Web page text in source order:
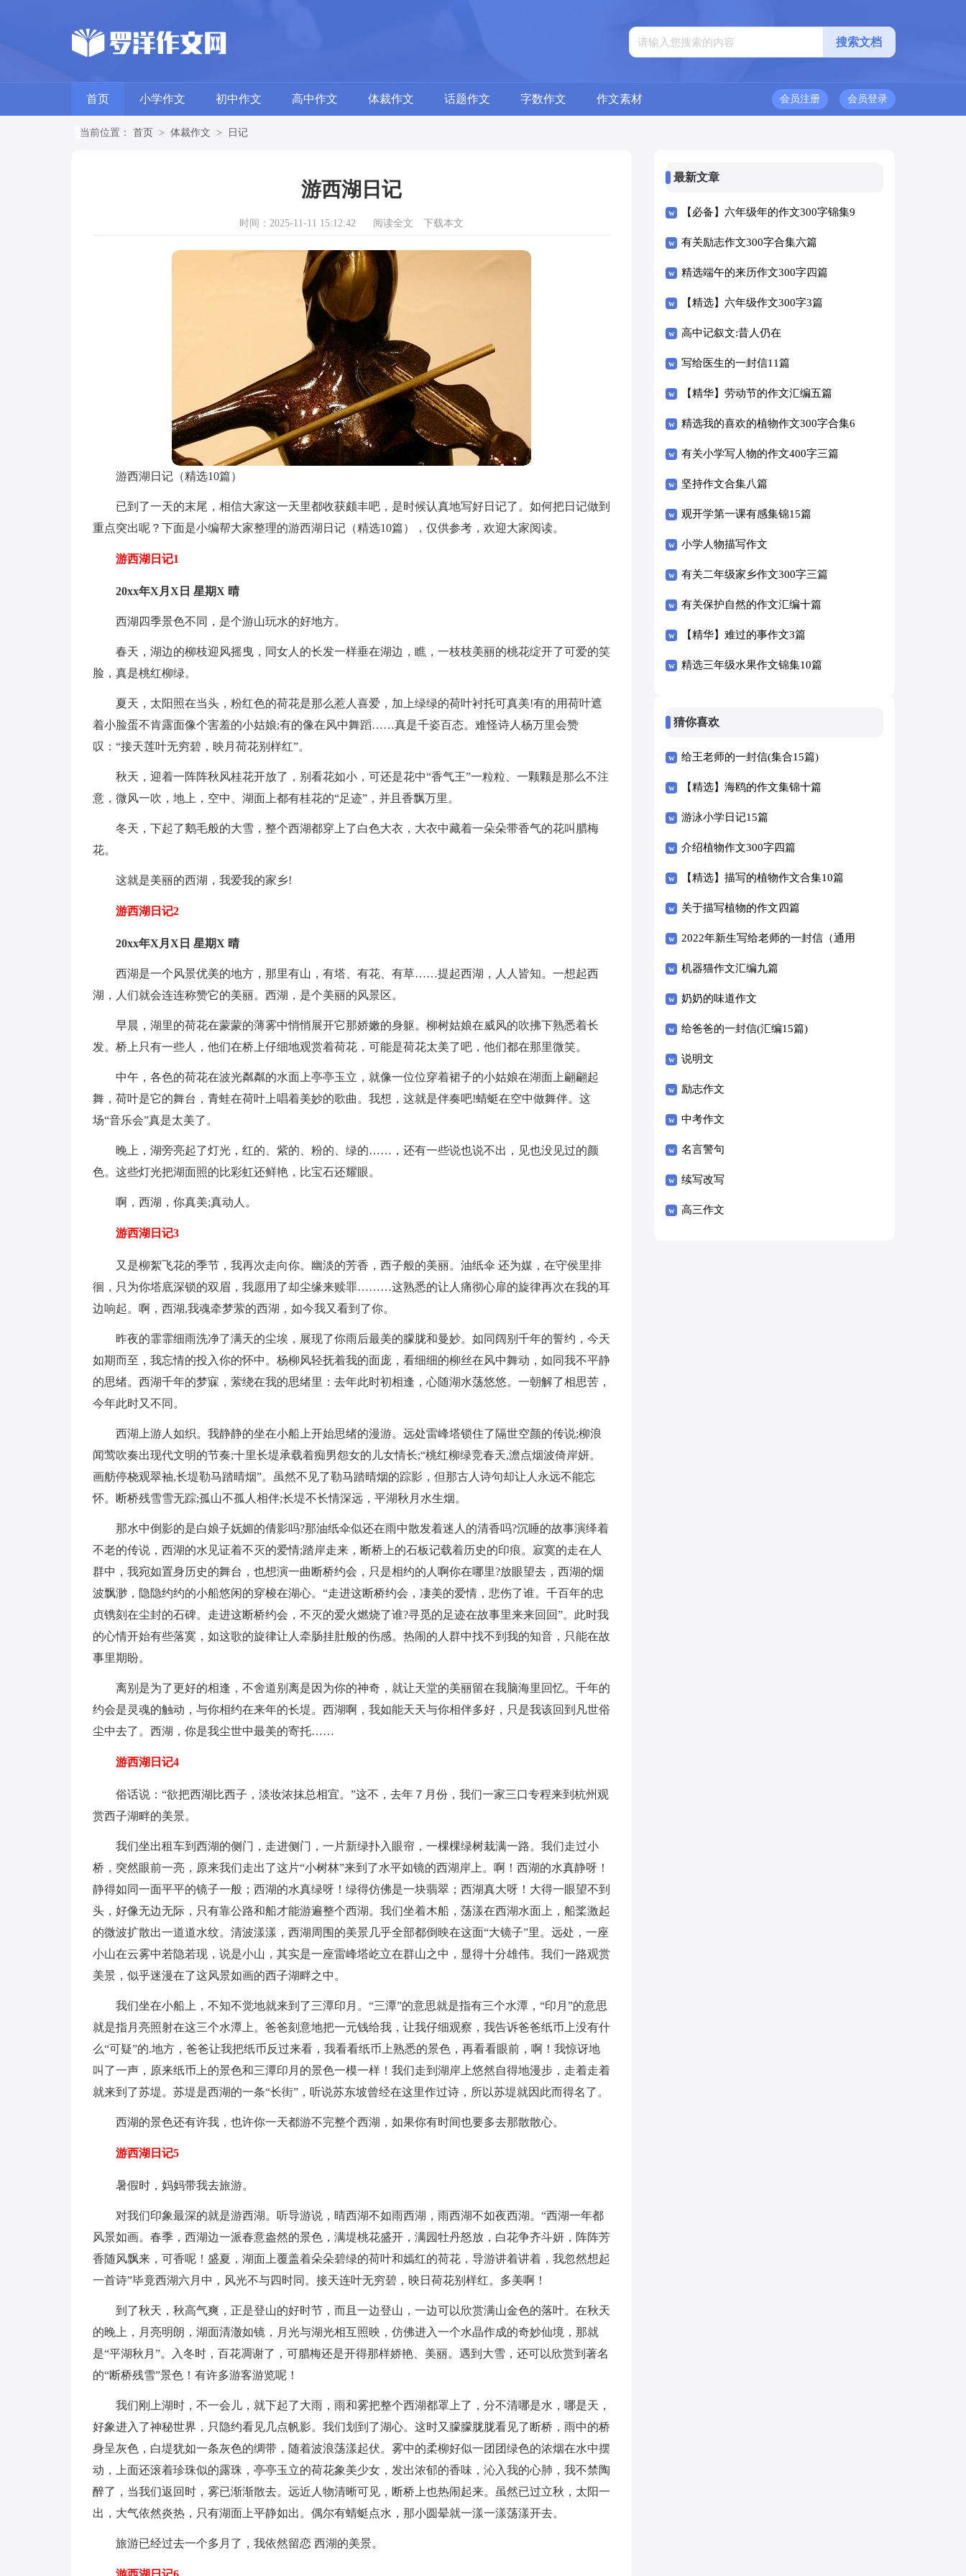
首页 小学作文 初中作文 高中作文 体裁作文 话题作文 字数作文 作文素材 会员登录
会员注册
当前位置： 首页 > 体裁作文 > 日记
游西湖日记
时间：2025-11-11 15:12:42 阅读全文 下载本文
游西湖日记（精选10篇）
已到了一天的末尾，相信大家这一天里都收获颇丰吧，是时候认真地写好日记了。如何把日记做到
重点突出呢？下面是小编帮大家整理的游西湖日记（精选10篇），仅供参考，欢迎大家阅读。
游西湖日记1
20xx年X月X日 星期X 晴
西湖四季景色不同，是个游山玩水的好地方。
春天，湖边的柳枝迎风摇曳，同女人的长发一样垂在湖边，瞧，一枝枝美丽的桃花绽开了可爱的笑
脸，真是桃红柳绿。
夏天，太阳照在当头，粉红色的荷花是那么惹人喜爱，加上绿绿的荷叶衬托可真美!有的用荷叶遮
着小脸蛋不肯露面像个害羞的小姑娘;有的像在风中舞蹈……真是千姿百态。难怪诗人杨万里会赞
叹：“接天莲叶无穷碧，映月荷花别样红”。
秋天，迎着一阵阵秋风桂花开放了，别看花如小，可还是花中“香气王”一粒粒、一颗颗是那么不注
意，微风一吹，地上，空中、湖面上都有桂花的“足迹”，并且香飘万里。
冬天，下起了鹅毛般的大雪，整个西湖都穿上了白色大衣，大衣中藏着一朵朵带香气的花叫腊梅
花。
这就是美丽的西湖，我爱我的家乡!
游西湖日记2
20xx年X月X日 星期X 晴
西湖是一个风景优美的地方，那里有山，有塔、有花、有草……提起西湖，人人皆知。一想起西
湖，人们就会连连称赞它的美丽。西湖，是个美丽的风景区。
早晨，湖里的荷花在蒙蒙的薄雾中悄悄展开它那娇嫩的身躯。柳树姑娘在威风的吹拂下熟悉着长
发。桥上只有一些人，他们在桥上仔细地观赏着荷花，可能是荷花太美了吧，他们都在那里微笑。
中午，各色的荷花在波光粼粼的水面上亭亭玉立，就像一位位穿着裙子的小姑娘在湖面上翩翩起
舞，荷叶是它的舞台，青蛙在荷叶上唱着美妙的歌曲。我想，这就是伴奏吧!蜻蜓在空中做舞伴。这
场“音乐会”真是太美了。
晚上，湖旁亮起了灯光，红的、紫的、粉的、绿的……，还有一些说也说不出，见也没见过的颜
色。这些灯光把湖面照的比彩虹还鲜艳，比宝石还耀眼。
啊，西湖，你真美;真动人。
游西湖日记3
又是柳絮飞花的季节，我再次走向你。幽淡的芳香，西子般的美丽。油纸伞 还为媒，在守侯里排
徊，只为你塔底深锁的双眉，我愿用了却尘缘来赎罪………这熟悉的让人痛彻心扉的旋律再次在我的耳
边响起。啊，西湖,我魂牵梦萦的西湖，如今我又看到了你。
昨夜的霏霏细雨洗净了满天的尘埃，展现了你雨后最美的朦胧和曼妙。如同阔别千年的誓约，今天
如期而至，我忘情的投入你的怀中。杨柳风轻抚着我的面庞，看细细的柳丝在风中舞动，如同我不平静
的思绪。西湖千年的梦寐，萦绕在我的思绪里：去年此时初相逢，心随湖水荡悠悠。一朝解了相思苦，
今年此时又不同。
西湖上游人如织。我静静的坐在小船上开始思绪的漫游。远处雷峰塔锁住了隔世空颜的传说;柳浪
闻莺吹奏出现代文明的节奏;十里长堤承载着痴男怨女的儿女情长;“桃红柳绿竞春天,澹点烟波倚岸妍。
画舫停桡观翠袖,长堤勒马踏晴烟”。虽然不见了勒马踏晴烟的踪影，但那古人诗句却让人永远不能忘
怀。断桥残雪雪无踪;孤山不孤人相伴;长堤不长情深远，平湖秋月水生烟。
那水中倒影的是白娘子妩媚的倩影吗?那油纸伞似还在雨中散发着迷人的清香吗?沉睡的故事演绎着
不老的传说，西湖的水见证着不灭的爱情;踏岸走来，断桥上的石板记载着历史的印痕。寂寞的走在人
群中，我宛如置身历史的舞台，也想演一曲断桥约会，只是相约的人啊你在哪里?放眼望去，西湖的烟
波飘渺，隐隐约约的小船悠闲的穿梭在湖心。“走进这断桥约会，凄美的爱情，悲伤了谁。千百年的忠
贞镌刻在尘封的石碑。走进这断桥约会，不灭的爱火燃烧了谁?寻觅的足迹在故事里来来回回”。此时我
的心情开始有些落寞，如这歌的旋律让人牵肠挂肚般的伤感。热闹的人群中找不到我的知音，只能在故
事里期盼。
离别是为了更好的相逢，不舍道别离是因为你的神奇，就让天堂的美丽留在我脑海里回忆。千年的
约会是灵魂的触动，与你相约在来年的长堤。西湖啊，我如能天天与你相伴多好，只是我该回到凡世俗
尘中去了。西湖，你是我尘世中最美的寄托……
游西湖日记4
俗话说：“欲把西湖比西子，淡妆浓抹总相宜。”这不，去年７月份，我们一家三口专程来到杭州观
赏西子湖畔的美景。
我们坐出租车到西湖的侧门，走进侧门，一片新绿扑入眼帘，一棵棵绿树栽满一路。我们走过小
桥，突然眼前一亮，原来我们走出了这片“小树林”来到了水平如镜的西湖岸上。啊！西湖的水真静呀！
静得如同一面平平的镜子一般；西湖的水真绿呀！绿得仿佛是一块翡翠；西湖真大呀！大得一眼望不到
头，好像无边无际，只有靠公路和船才能游遍整个西湖。我们坐着木船，荡漾在西湖水面上，船桨激起
的微波扩散出一道道水纹。清波漾漾，西湖周围的美景几乎全部都倒映在这面“大镜子”里。远处，一座
小山在云雾中若隐若现，说是小山，其实是一座雷峰塔屹立在群山之中，显得十分雄伟。我们一路观赏
美景，似乎迷漫在了这风景如画的西子湖畔之中。
我们坐在小船上，不知不觉地就来到了三潭印月。“三潭”的意思就是指有三个水潭，“印月”的意思
就是指月亮照射在这三个水潭上。爸爸刻意地把一元钱给我，让我仔细观察，我告诉爸爸纸币上没有什
么“可疑”的.地方，爸爸让我把纸币反过来看，我看看纸币上熟悉的景色，再看看眼前，啊！我惊讶地
叫了一声，原来纸币上的景色和三潭印月的景色一模一样！我们走到湖岸上悠然自得地漫步，走着走着
就来到了苏堤。苏堤是西湖的一条“长街”，听说苏东坡曾经在这里作过诗，所以苏堤就因此而得名了。
西湖的景色还有许我，也许你一天都游不完整个西湖，如果你有时间也要多去那散散心。
游西湖日记5
暑假时，妈妈带我去旅游。
对我们印象最深的就是游西湖。听导游说，晴西湖不如雨西湖，雨西湖不如夜西湖。“西湖一年都
风景如画。春季，西湖边一派春意盎然的景色，满堤桃花盛开，满园牡丹怒放，白花争齐斗妍，阵阵芳
香随风飘来，可香呢！盛夏，湖面上覆盖着朵朵碧绿的荷叶和嫣红的荷花，导游讲着讲着，我忽然想起
一首诗”毕竟西湖六月中，风光不与四时同。接天连叶无穷碧，映日荷花别样红。多美啊！
到了秋天，秋高气爽，正是登山的好时节，而且一边登山，一边可以欣赏满山金色的落叶。在秋天
的晚上，月亮明朗，湖面清澈如镜，月光与湖光相互照映，仿佛进入一个水晶作成的奇妙仙境，那就
是“平湖秋月”。入冬时，百花凋谢了，可腊梅还是开得那样娇艳、美丽。遇到大雪，还可以欣赏到著名
的“断桥残雪”景色！有许多游客游览呢！
我们刚上湖时，不一会儿，就下起了大雨，雨和雾把整个西湖都罩上了，分不清哪是水，哪是天，
好象进入了神秘世界，只隐约看见几点帆影。我们划到了湖心。这时又朦朦胧胧看见了断桥，雨中的桥
身呈灰色，白堤犹如一条灰色的绸带，随着波浪荡漾起伏。雾中的柔柳好似一团团绿色的浓烟在水中摆
动，上面还滚着珍珠似的露珠，亭亭玉立的荷花象美少女，发出浓郁的香味，沁入我的心肺，我不禁陶
醉了，当我们返回时，雾已渐渐散去。远近人物清晰可见，断桥上也热闹起来。虽然已过立秋，太阳一
出，大气依然炎热，只有湖面上平静如出。偶尔有蜻蜓点水，那小圆晕就一漾一漾荡漾开去。
旅游已经过去一个多月了，我依然留恋 西湖的美景。
最新文章
【必备】六年级年的作文300字锦集9
篇
有关励志作文300字合集六篇
精选端午的来历作文300字四篇
【精选】六年级作文300字3篇
高中记叙文:昔人仍在
写给医生的一封信11篇
【精华】劳动节的作文汇编五篇
精选我的喜欢的植物作文300字合集6
篇
有关小学写人物的作文400字三篇
坚持作文合集八篇
观开学第一课有感集锦15篇
小学人物描写作文
有关二年级家乡作文300字三篇
有关保护自然的作文汇编十篇
【精华】难过的事作文3篇
精选三年级水果作文锦集10篇
猜你喜欢
给王老师的一封信(集合15篇)
【精选】海鸥的作文集锦十篇
游泳小学日记15篇
介绍植物作文300字四篇
【精选】描写的植物作文合集10篇
关于描写植物的作文四篇
2022年新生写给老师的一封信（通用
8篇）
机器猫作文汇编九篇
奶奶的味道作文
给爸爸的一封信(汇编15篇)
说明文
励志作文
中考作文
名言警句
续写改写
高三作文